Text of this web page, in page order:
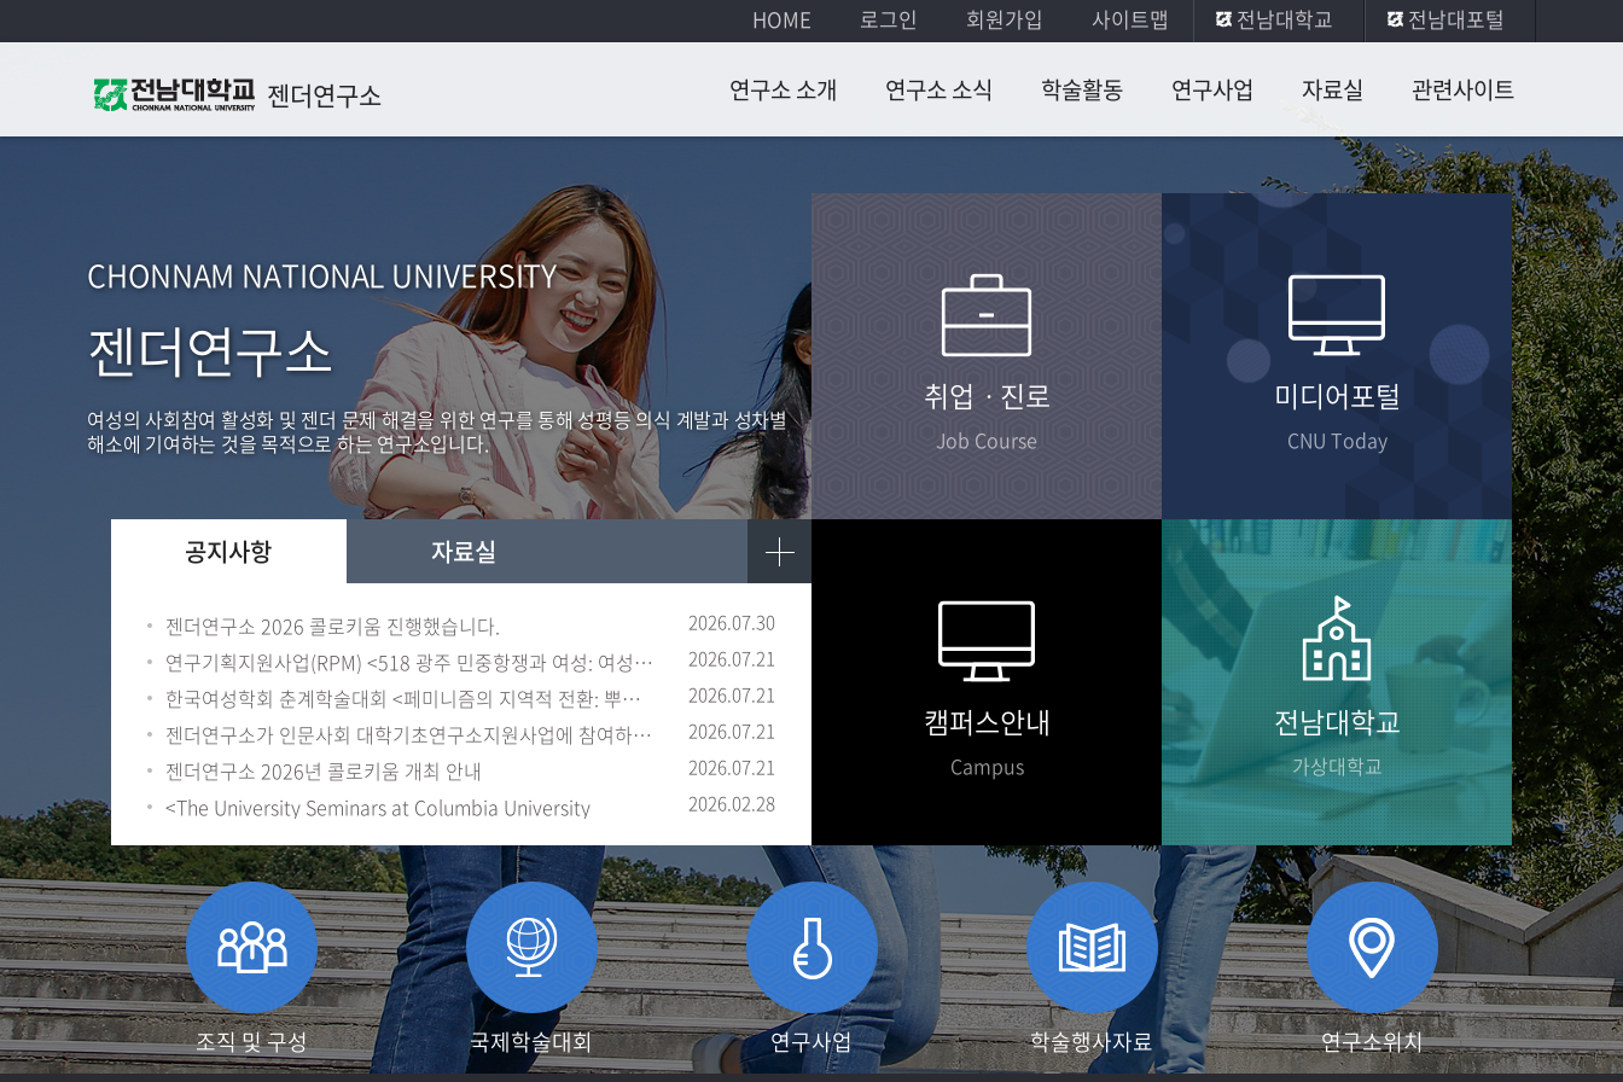
HOME 로그인 회원가입 사이트맵 전남대학교 전남대포털
젠더연구소 연구소 소개
조직 및 구성
연구진 소개
연구소 위치
연구소 소식 학술활동
초청강연회
연구사업
산학과제
자료실
연구소총
서
자료
일반자료
관련사이트
관련사이트
CHONNAM NATIONAL UNIVERSITY
젠더연구소
여성의 사회참여 활성화 및 젠더 문제 해결을 위한 연구를 통해 성평등 의식 계발과 성차별
해소에 기여하는 것을 목적으로 하는 연구소입니다.
공지사항
젠더연구소 2026 콜로키움 진행했습니다. 2026.07.30
연구기획지원사업(RPM) <518 광주 민중항쟁과 여성: 여성의 국가폭력 경험과 저항 2026.07.21
한국여성학회 춘계학술대회 <페미니즘의 지역적 전환: 뿌리내린 지식, 이동하는 연대&g 2026.07.21
젠더연구소가 인문사회 대학기초연구소지원사업에 참여하게 되었습니다. 2026.07.21
젠더연구소 2026년 콜로키움 개최 안내 2026.07.21
<The University Seminars at Columbia University 2026.02.28
자료실
취업ㆍ진로
Job Course
미디어포털
CNU Today
캠퍼스안내
Campus
전남대학교
가상대학교
조직 및 구성 국제학술대회 연구사업 학술행사자료 연구소위치